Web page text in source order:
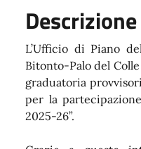
Descrizione
L’Ufficio di Piano
Bitonto-Palo del
graduatoria
per la
2025-26”.